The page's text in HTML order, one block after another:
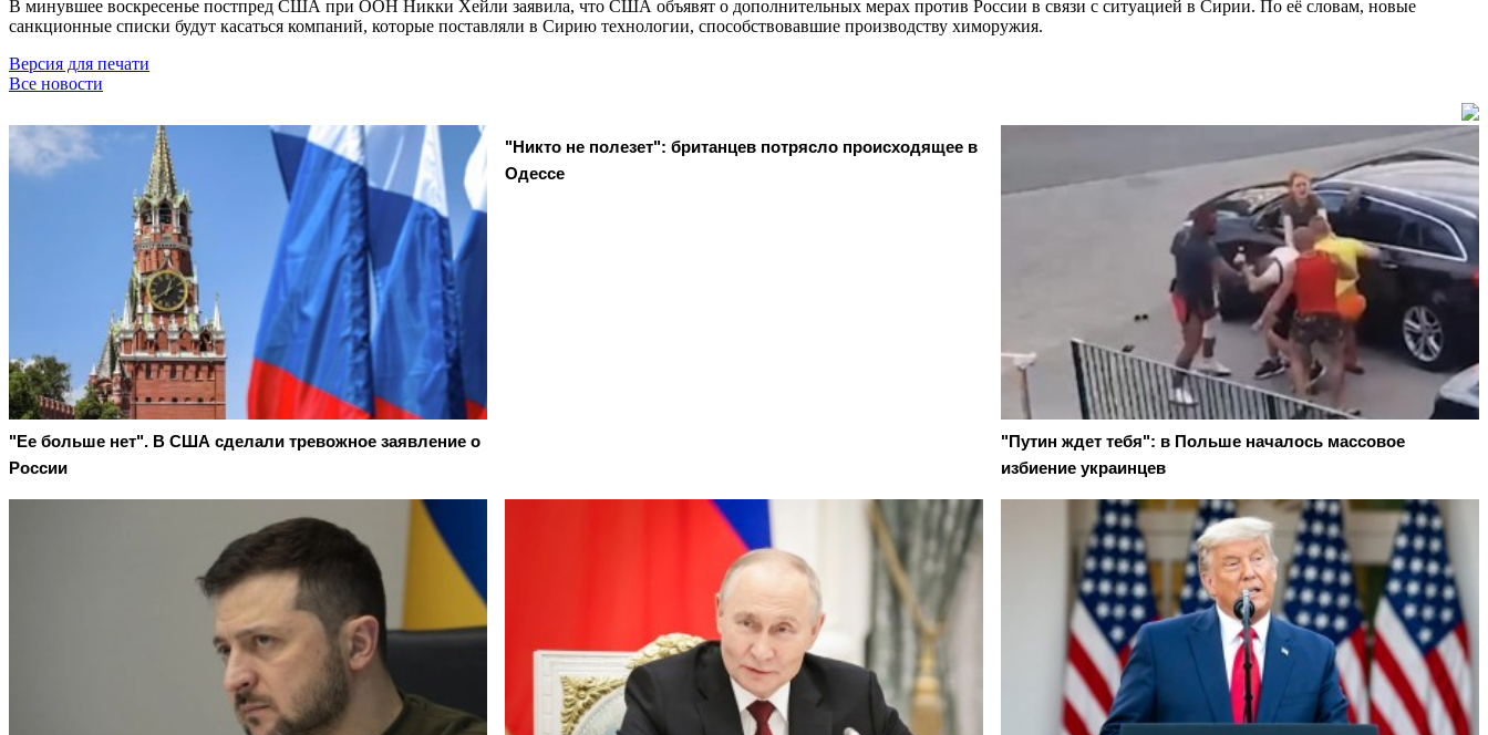
В минувшее воскресенье постпред США при ООН Никки Хейли заявила, что США объявят о дополнительных мерах против России в связи с ситуацией в Сирии. По её словам, новые
санкционные списки будут касаться компаний, которые поставляли в Сирию технологии, способствовавшие производству химоружия.
Версия для печати
Все новости
"Ее больше нет". В США сделали тревожное заявление о
России
"Никто не полезет": британцев потрясло происходящее в
Одессе
"Путин ждет тебя": в Польше началось массовое
избиение украинцев